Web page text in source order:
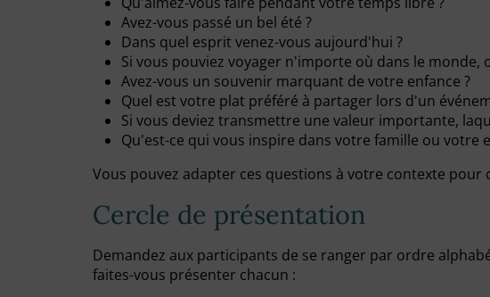
Avez-vous passé un bel été ?
Dans quel esprit venez-vous aujourd'hui ?
Si vous pouviez voyager n'importe où dans le monde,
Avez-vous un souvenir marquant de votre enfance ?
Quel est votre plat préféré à partager lors d'un
Si vous deviez transmettre une valeur importante,
Qu'est-ce qui vous inspire dans votre famille ou votre
Vous pouvez adapter ces questions à votre contexte pour
Cercle de présentation
Demandez aux participants de se ranger par ordre
faites-vous présenter chacun :